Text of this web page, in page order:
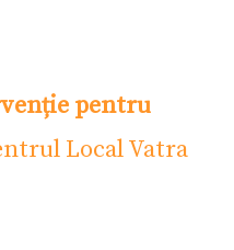
pentru
Local Vatra